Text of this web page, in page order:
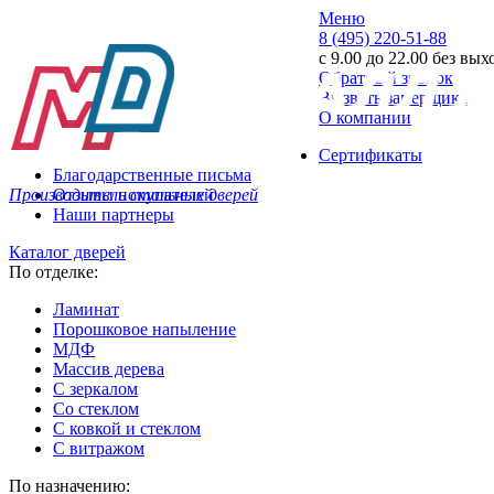
Производитель стальных дверей
Меню
8 (495) 220-51-88
с 9.00 до 22.00 без
Обратный звонок
Вызвать замерщика
О компании
Сертификаты
Благодарственные письма
Отзывы покупателей
Наши партнеры
Каталог дверей
По отделке:
Ламинат
Порошковое напыление
МДФ
Массив дерева
С зеркалом
Со стеклом
С ковкой и стеклом
С витражом
По назначению: